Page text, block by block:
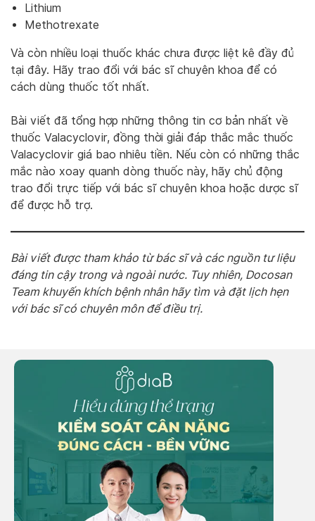
Lithium
Methotrexate
Và còn nhiều loại thuốc khác chưa được liệt kê đầy đủ
tại đây. Hãy trao đổi với bác sĩ chuyên khoa để có
cách dùng thuốc tốt nhất.
Bài viết đã tổng hợp những thông tin cơ bản nhất về
thuốc Valacyclovir, đồng thời giải đáp thắc mắc thuốc
Valacyclovir giá bao nhiêu tiền. Nếu còn có những thắc
mắc nào xoay quanh dòng thuốc này, hãy chủ động
trao đổi trực tiếp với bác sĩ chuyên khoa hoặc dược sĩ
để được hỗ trợ.
Bài viết được tham khảo từ bác sĩ và các nguồn tư liệu
đáng tin cậy trong và ngoài nước. Tuy nhiên, Docosan
Team khuyến khích bệnh nhân hãy tìm và đặt lịch hẹn
với bác sĩ có chuyên môn để điều trị.